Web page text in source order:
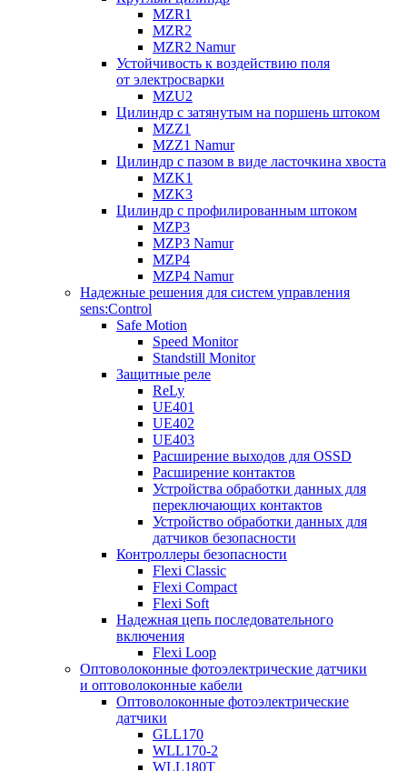
MZR1
MZR2
MZR2 Namur
Устойчивость к воздействию поля
от электросварки
MZU2
Цилиндр с затянутым на поршень штоком
MZZ1
MZZ1 Namur
Цилиндр с пазом в виде ласточкина хвоста
MZK1
MZK3
Цилиндр с профилированным штоком
MZP3
MZP3 Namur
MZP4
MZP4 Namur
Надежные решения для систем управления
sens:Control
Safe Motion
Speed Monitor
Standstill Monitor
Защитные реле
ReLy
UE401
UE402
UE403
Расширение выходов для OSSD
Расширение контактов
Устройства обработки данных для
переключающих контактов
Устройство обработки данных для
датчиков безопасности
Контроллеры безопасности
Flexi Classic
Flexi Compact
Flexi Soft
Надежная цепь последовательного
включения
Flexi Loop
Оптоволоконные фотоэлектрические датчики
и оптоволоконные кабели
Оптоволоконные фотоэлектрические
датчики
GLL170
WLL170-2
WLL180T